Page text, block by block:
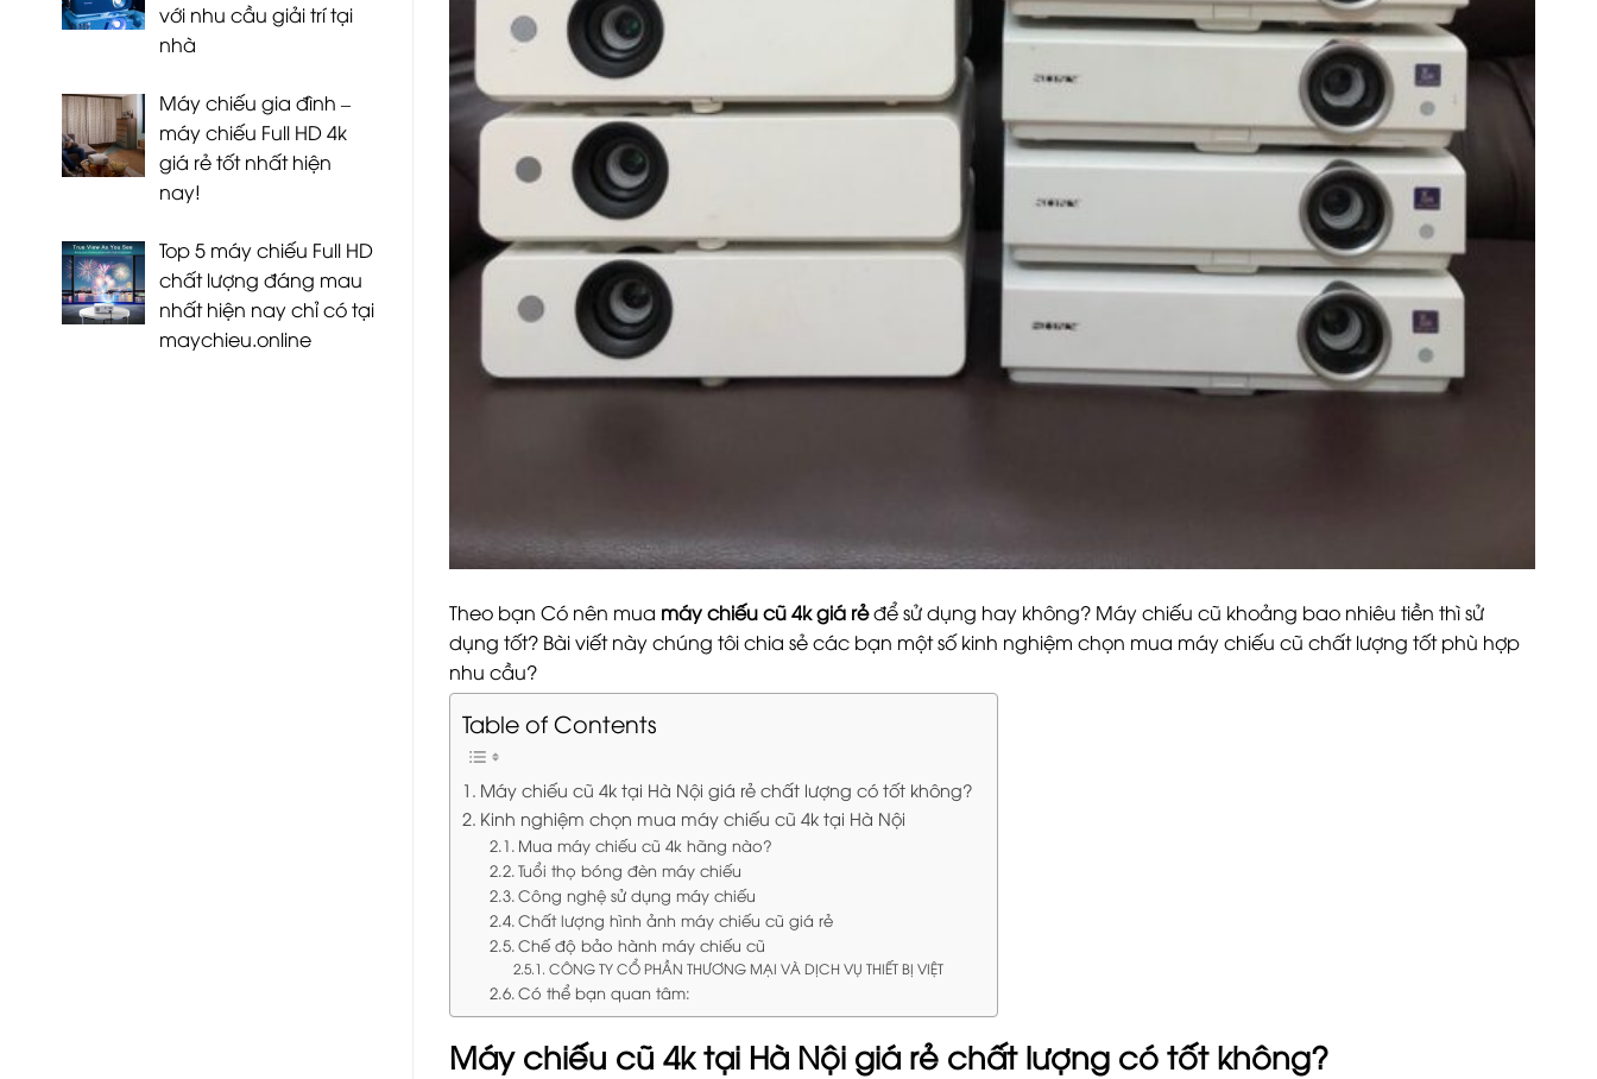
với nhu cầu giải trí tại
nhà
Máy chiếu gia đình –
máy chiếu Full HD 4k
giá rẻ tốt nhất hiện
nay!
Top 5 máy chiếu Full HD
chất lượng đáng mau
nhất hiện nay chỉ có tại
maychieu.online
Theo bạn Có nên mua máy chiếu cũ 4k giá rẻđể sử dụng hay không? Máy chiếu cũ khoảng bao nhiêu tiền thì sử
dụng tốt? Bài viết này chúng tôi chia sẻ các bạn một số kinh nghiệm chọn mua máy chiếu cũ chất lượng tốt phù hợp
nhu cầu?
Table of Contents
Máy chiếu cũ 4k tại Hà Nội giá rẻ chất lượng có tốt không?
Kinh nghiệm chọn mua máy chiếu cũ 4k tại Hà Nội
Mua máy chiếu cũ 4k hãng nào?
Tuổi thọ bóng đèn máy chiếu
Công nghệ sử dụng máy chiếu
Chất lượng hình ảnh máy chiếu cũ giá rẻ
Chế độ bảo hành máy chiếu cũ
CÔNG TY CỔ PHẦN THƯƠNG MẠI VÀ DỊCH VỤ THIẾT BỊ VIỆT
Có thể bạn quan tâm:
Máy chiếu cũ 4k tại Hà Nội giá rẻ chất lượng có tốt không?